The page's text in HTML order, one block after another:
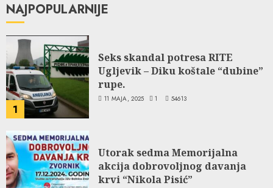
NAJPOPULARNIJE
1
Seks skandal potresa RITE
Ugljevik – Diku koštale “dubine”
rupe.
11 MAJA, 2025 1 54613
Utorak sedma Memorijalna
akcija dobrovoljnog davanja
krvi “Nikola Pisić”